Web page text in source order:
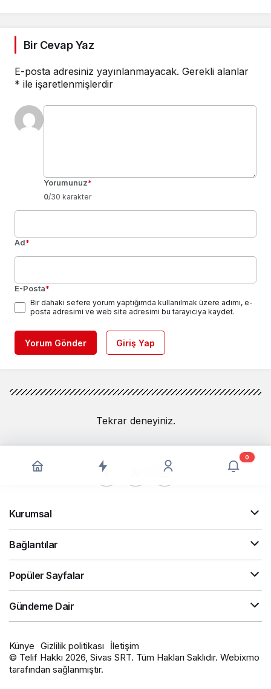
Bir Cevap Yaz
E-posta adresiniz yayınlanmayacak. Gerekli alanlar
* ile işaretlenmişlerdir
Yorumunuz*
0/30 karakter
Ad*
E-Posta*
Bir dahaki sefere yorum yaptığımda kullanılmak üzere adımı, e-
posta adresimi ve web site adresimi bu tarayıcıya kaydet.
Yorum Gönder Giriş Yap
Tekrar deneyiniz.
0
Kurumsal
Bağlantılar
Popüler Sayfalar
Gündeme Dair
Künye Gizlilik politikası
İletişim
© Telif Hakkı 2026, Sivas SRT. Tüm Hakları Saklıdır. Webixmo
tarafından sağlanmıştır.